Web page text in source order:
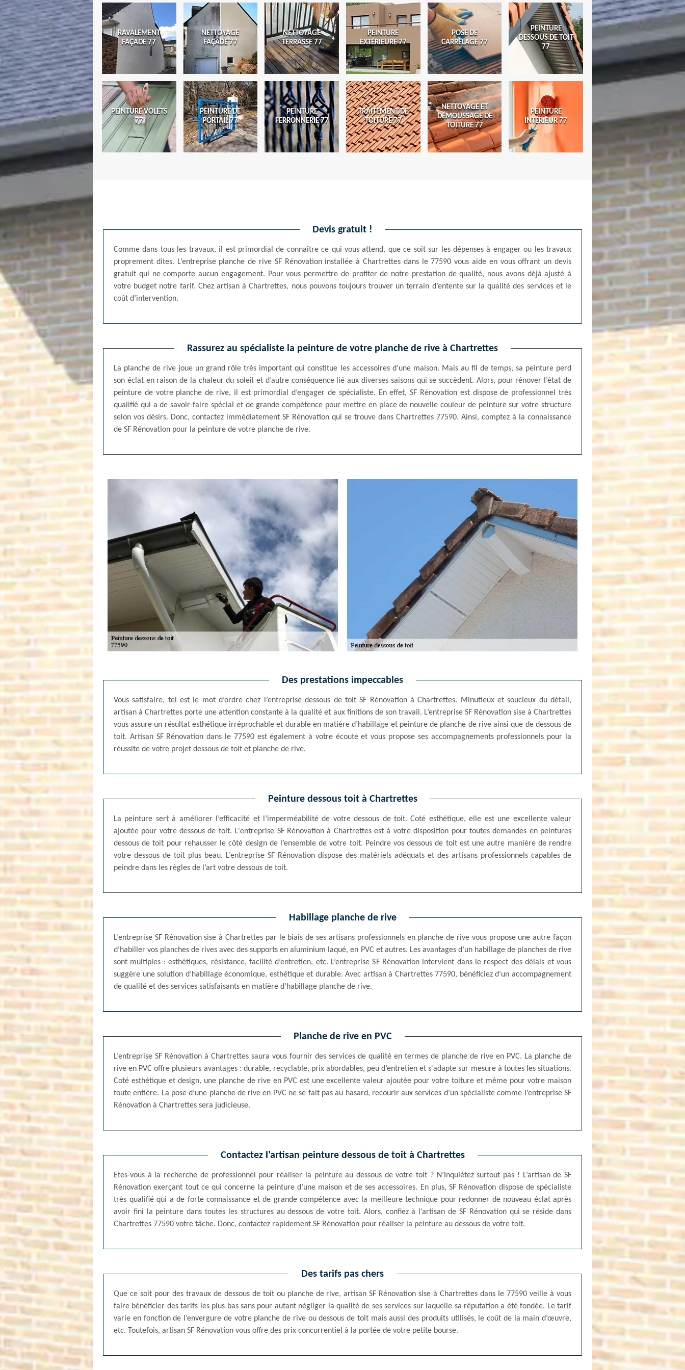
RAVALEMENT
FAÇADE 77
NETTOYAGE
FAÇADE 77
NETTOYAGE
TERRASSE 77
PEINTURE
EXTÉRIEURE 77
POSE DE
CARRELAGE 77
PEINTURE
DESSOUS DE TOIT
77
PEINTURE VOLETS
77
PEINTURE DE
PORTAIL 77
PEINTURE
FERRONNERIE 77
TRAITEMENT DE
TOITURE 77
NETTOYAGE ET
DÉMOUSSAGE DE
TOITURE 77
PEINTURE
INTÉRIEUR 77
Devis gratuit !
Comme dans tous les travaux, il est primordial de connaître ce qui vous attend, que ce soit sur les dépenses à engager ou les travaux
proprement dites. L’entreprise planche de rive SF Rénovation installée à Chartrettes dans le 77590 vous aide en vous offrant un devis
gratuit qui ne comporte aucun engagement. Pour vous permettre de profiter de notre prestation de qualité, nous avons déjà ajusté à
votre budget notre tarif. Chez artisan à Chartrettes, nous pouvons toujours trouver un terrain d’entente sur la qualité des services et le
coût d’intervention.
Rassurez au spécialiste la peinture de votre planche de rive à Chartrettes
La planche de rive joue un grand rôle très important qui constitue les accessoires d’une maison. Mais au fil de temps, sa peinture perd
son éclat en raison de la chaleur du soleil et d’autre conséquence lié aux diverses saisons qui se succèdent. Alors, pour rénover l’état de
peinture de votre planche de rive, il est primordial d’engager de spécialiste. En effet, SF Rénovation est dispose de professionnel très
qualifié qui a de savoir-faire spécial et de grande compétence pour mettre en place de nouvelle couleur de peinture sur votre structure
selon vos désirs. Donc, contactez immédiatement SF Rénovation qui se trouve dans Chartrettes 77590. Ainsi, comptez à la connaissance
de SF Rénovation pour la peinture de votre planche de rive.
Des prestations impeccables
Vous satisfaire, tel est le mot d’ordre chez l’entreprise dessous de toit SF Rénovation à Chartrettes. Minutieux et soucieux du détail,
artisan à Chartrettes porte une attention constante à la qualité et aux finitions de son travail. L’entreprise SF Rénovation sise à Chartrettes
vous assure un résultat esthétique irréprochable et durable en matière d’habillage et peinture de planche de rive ainsi que de dessous de
toit. Artisan SF Rénovation dans le 77590 est également à votre écoute et vous propose ses accompagnements professionnels pour la
réussite de votre projet dessous de toit et planche de rive.
Peinture dessous toit à Chartrettes
La peinture sert à améliorer l’efficacité et l’imperméabilité de votre dessous de toit. Coté esthétique, elle est une excellente valeur
ajoutée pour votre dessous de toit. L'entreprise SF Rénovation à Chartrettes est à votre disposition pour toutes demandes en peintures
dessous de toit pour rehausser le côté design de l’ensemble de votre toit. Peindre vos dessous de toit est une autre manière de rendre
votre dessous de toit plus beau. L’entreprise SF Rénovation dispose des matériels adéquats et des artisans professionnels capables de
peindre dans les règles de l’art votre dessous de toit.
Habillage planche de rive
L’entreprise SF Rénovation sise à Chartrettes par le biais de ses artisans professionnels en planche de rive vous propose une autre façon
d’habiller vos planches de rives avec des supports en aluminium laqué, en PVC et autres. Les avantages d’un habillage de planches de rive
sont multiples : esthétiques, résistance, facilité d’entretien, etc. L’entreprise SF Rénovation intervient dans le respect des délais et vous
suggère une solution d’habillage économique, esthétique et durable. Avec artisan à Chartrettes 77590, bénéficiez d’un accompagnement
de qualité et des services satisfaisants en matière d’habillage planche de rive.
Planche de rive en PVC
L’entreprise SF Rénovation à Chartrettes saura vous fournir des services de qualité en termes de planche de rive en PVC. La planche de
rive en PVC offre plusieurs avantages : durable, recyclable, prix abordables, peu d’entretien et s'adapte sur mesure à toutes les situations.
Coté esthétique et design, une planche de rive en PVC est une excellente valeur ajoutée pour votre toiture et même pour votre maison
toute entière. La pose d’une planche de rive en PVC ne se fait pas au hasard, recourir aux services d’un spécialiste comme l’entreprise SF
Rénovation à Chartrettes sera judicieuse.
Contactez l’artisan peinture dessous de toit à Chartrettes
Etes-vous à la recherche de professionnel pour réaliser la peinture au dessous de votre toit ? N’inquiétez surtout pas ! L’artisan de SF
Rénovation exerçant tout ce qui concerne la peinture d’une maison et de ses accessoires. En plus, SF Rénovation dispose de spécialiste
très qualifié qui a de forte connaissance et de grande compétence avec la meilleure technique pour redonner de nouveau éclat après
avoir fini la peinture dans toutes les structures au dessous de votre toit. Alors, confiez à l’artisan de SF Rénovation qui se réside dans
Chartrettes 77590 votre tâche. Donc, contactez rapidement SF Rénovation pour réaliser la peinture au dessous de votre toit.
Des tarifs pas chers
Que ce soit pour des travaux de dessous de toit ou planche de rive, artisan SF Rénovation sise à Chartrettes dans le 77590 veille à vous
faire bénéficier des tarifs les plus bas sans pour autant négliger la qualité de ses services sur laquelle sa réputation a été fondée. Le tarif
varie en fonction de l’envergure de votre planche de rive ou dessous de toit mais aussi des produits utilisés, le coût de la main d’œuvre,
etc. Toutefois, artisan SF Rénovation vous offre des prix concurrentiel à la portée de votre petite bourse.